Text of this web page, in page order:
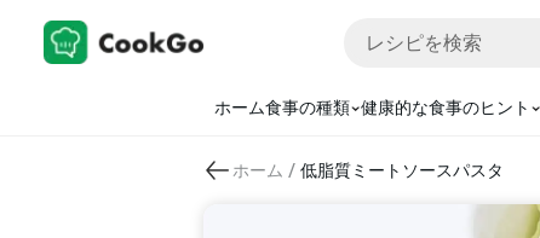
ホーム食事の種類 健康的な食事のヒント
ホーム / 低脂質ミートソースパスタ